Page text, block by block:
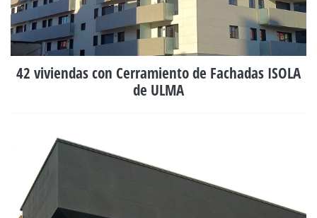
42 viviendas con Cerramiento de Fachadas ISOLA
de ULMA